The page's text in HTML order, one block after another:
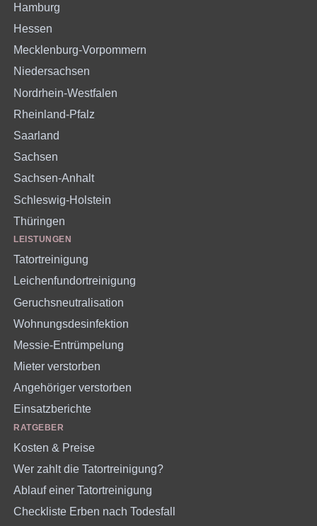
Hamburg
Hessen
Mecklenburg-Vorpommern
Niedersachsen
Nordrhein-Westfalen
Rheinland-Pfalz
Saarland
Sachsen
Sachsen-Anhalt
Schleswig-Holstein
Thüringen
LEISTUNGEN
Tatortreinigung
Leichenfundortreinigung
Geruchsneutralisation
Wohnungsdesinfektion
Messie-Entrümpelung
Mieter verstorben
Angehöriger verstorben
Einsatzberichte
RATGEBER
Kosten & Preise
Wer zahlt die Tatortreinigung?
Ablauf einer Tatortreinigung
Checkliste Erben nach Todesfall